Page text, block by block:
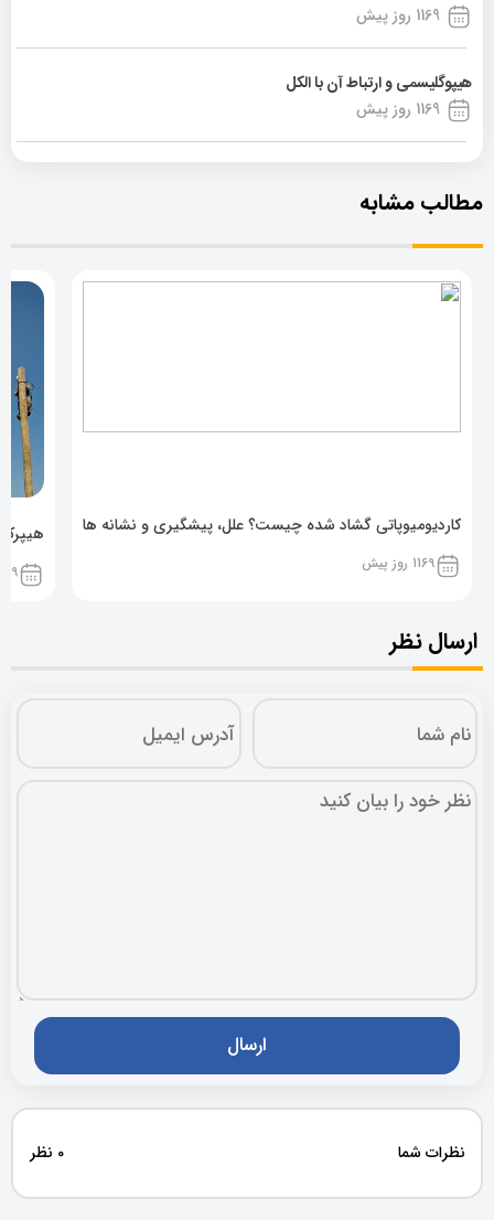
1169 روز پیش
هیپوگلیسمی و ارتباط آن با الکل
1169 روز پیش
مطالب مشابه
کاردیومیوپاتی گشاد شده چیست؟ علل، پیشگیری و نشانه ها
1169 روز پیش 1169
ارسال نظر
نظرات شما 0 نظر